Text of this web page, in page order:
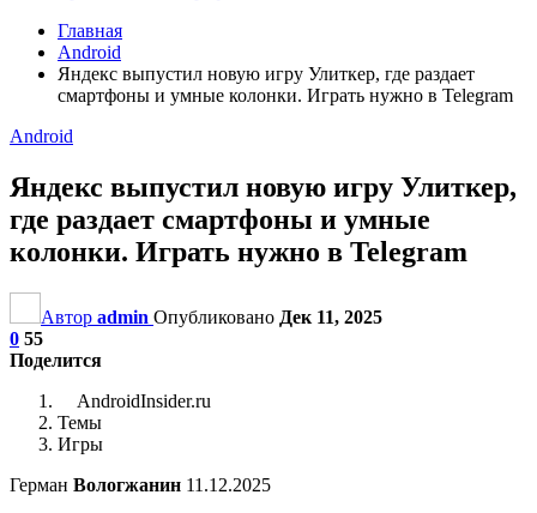
Главная
Android
Яндекс выпустил новую игру Улиткер, где раздает
смартфоны и умные колонки. Играть нужно в Telegram
Android
Яндекс выпустил новую игру Улиткер,
где раздает смартфоны и умные
колонки. Играть нужно в Telegram
Автор admin Опубликовано Дек 11, 2025
0 55
Поделится
AndroidInsider.ru
Темы
Игры
Герман Вологжанин 11.12.2025